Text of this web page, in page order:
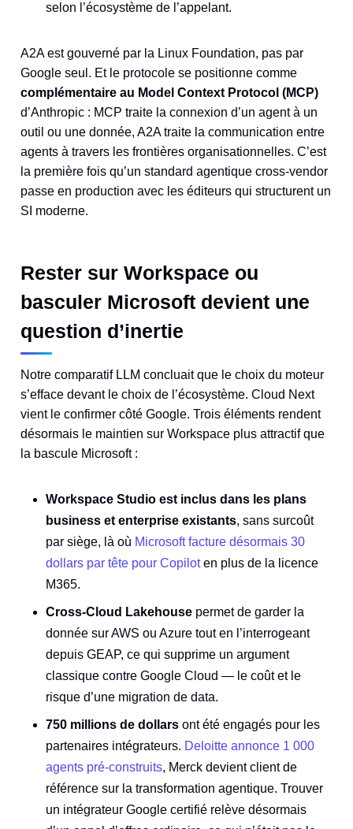
selon l’écosystème de l’appelant.
A2A est gouverné par la Linux Foundation, pas par
Google seul. Et le protocole se positionne comme
complémentaire au Model Context Protocol (MCP)
d’Anthropic : MCP traite la connexion d’un agent à un
outil ou une donnée, A2A traite la communication entre
agents à travers les frontières organisationnelles. C’est
la première fois qu’un standard agentique cross-vendor
passe en production avec les éditeurs qui structurent un
SI moderne.
Rester sur Workspace ou
basculer Microsoft devient une
question d’inertie
Notre comparatif LLM concluait que le choix du moteur
s’efface devant le choix de l’écosystème. Cloud Next
vient le confirmer côté Google. Trois éléments rendent
désormais le maintien sur Workspace plus attractif que
la bascule Microsoft :
Workspace Studio est inclus dans les plans
business et enterprise existants, sans surcoût
par siège, là où Microsoft facture désormais 30
dollars par tête pour Copiloten plus de la licence
M365.
Cross-Cloud Lakehouse permet de garder la
donnée sur AWS ou Azure tout en l’interrogeant
depuis GEAP, ce qui supprime un argument
classique contre Google Cloud — le coût et le
risque d’une migration de data.
750 millions de dollars ont été engagés pour les
partenaires intégrateurs. Deloitte annonce 1 000
agents pré-construits, Merck devient client de
référence sur la transformation agentique. Trouver
un intégrateur Google certifié relève désormais